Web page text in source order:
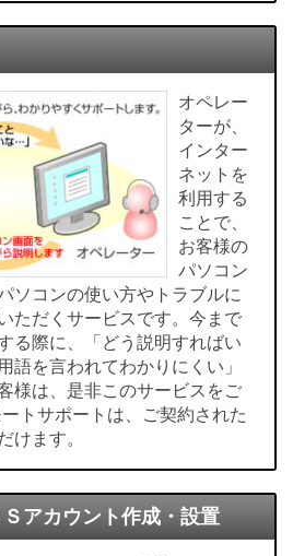
オペレー
ターが、
インター
ネットを
利用する
ことで、
お客様の
パソコン
ソコンの使い方やトラブルに
ただくサービスです。今まで
る際に、「どう説明すればい
語を言われてわかりにくい」
様は、是非このサービスをご
トサポートは、ご契約された
けます。
アカウント作成・設置